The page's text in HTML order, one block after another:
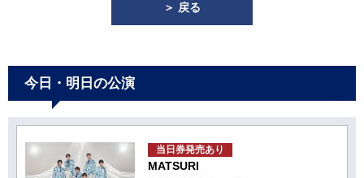
＞ 戻る
今日・明日の公演
当日券発売あり
MATSURI